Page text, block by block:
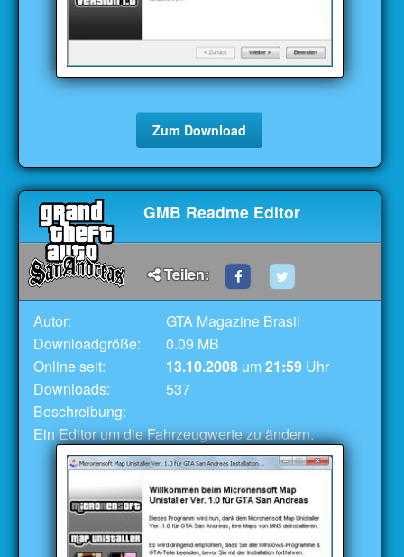
Zum Download
GMB Readme Editor
Teilen:
Autor:
GTA Magazine Brasil
Downloadgröße:
0.09 MB
Online seit:
13.10.2008 um21:59 Uhr
Downloads:
537
Beschreibung:
Ein Editor um die Fahrzeugwerte zu ändern.